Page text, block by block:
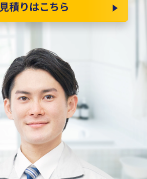
見積りはこちら